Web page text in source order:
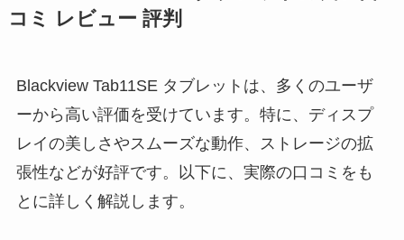
コミ レビュー 評判
Blackview Tab11SE タブレットは、多くのユーザ
ーから高い評価を受けています。特に、ディスプ
レイの美しさやスムーズな動作、ストレージの拡
張性などが好評です。以下に、実際の口コミをも
とに詳しく解説します。